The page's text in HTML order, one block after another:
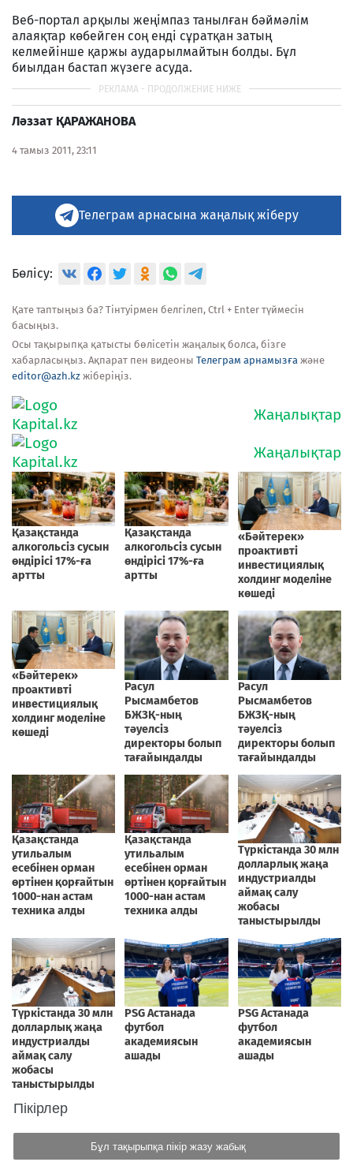
Веб-портал арқылы жеңімпаз танылған бәймәлім
алаяқтар көбейген соң енді сұратқан затың
келмейінше қаржы аударылмайтын болды. Бұл
биылдан бастап жүзеге асуда.
Ләззат ҚАРАЖАНОВА
4 тамыз 2011, 23:11
Телеграм арнасына жаңалық жіберу
Бөлісу:
Қате таптыңыз ба? Тінтуірмен белгілеп, Ctrl + Enter түймесін
басыңыз.
Осы тақырыпқа қатысты бөлісетін жаңалық болса, бізге
хабарласыңыз. Ақпарат пен видеоны Телеграм арнамызға және
editor@azh.kz жіберіңіз.
Пікірлер
Бұл тақырыпқа пікір жазу жабық